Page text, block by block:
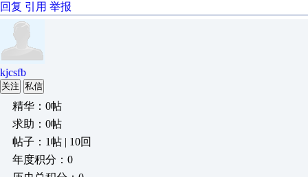
回复 引用 举报
kjcsfb
关注 私信
精华：0帖
求助：0帖
帖子：1帖 | 10回
年度积分：0